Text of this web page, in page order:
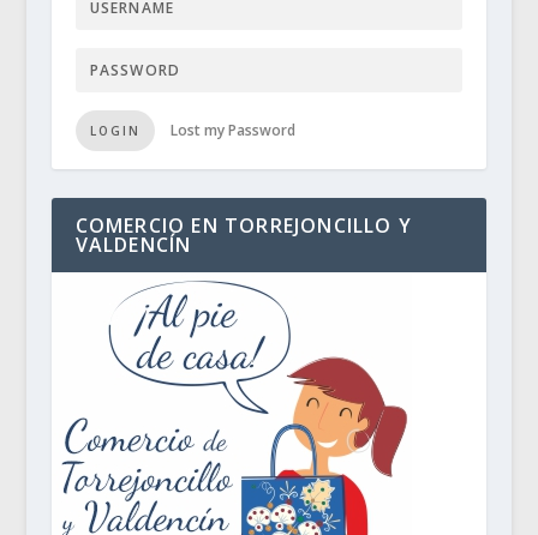
LOGIN Lost my Password
COMERCIO EN TORREJONCILLO Y
VALDENCÍN